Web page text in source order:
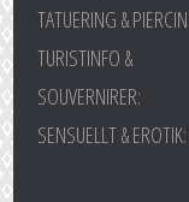
TATUERING &
TURISTINFO &
SOUVERNIRER:
SENSUELLT & EROTIK: